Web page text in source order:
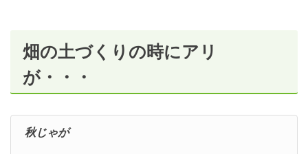
畑の土づくりの時にアリ
が・・・
秋じゃが